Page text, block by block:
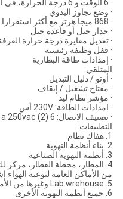
· 6 الوقت و 6 درجة الحرارة، في اليوم الواحد
· وضع تجاوز اليدوي
· 868 ميجا هرتز مع أكثر استقرارا الاتصالات
· جدار جبل أو قاعدة جبل
· تعديل معايرة درجة حرارة
· قفل وظيفة رئيسية
· إمدادات طاقة البطارية
المتلقي:
· أوتو / دليل التبديل
· مفتاح تشغيل / إيقاف
· مؤشر نظام ليد
· امدادات الطاقة: 230V أس
· تصنيف الاتصال: 6 (2) a 250vac ماكس
التطبيقات:
1. هفاك نظام
2. بناء أنظمة التهوية
3. أنظمة التهوية الصناعية
4. المطار، محطة القطار، مركز
من الأماكن العامة لنوعية الهواء
5. Lab.wrehouse وغيرها من الأماكن للكشف عن CO2 + تيمب. + ر٪
6. جميع أنظمة التهوية الأخرى